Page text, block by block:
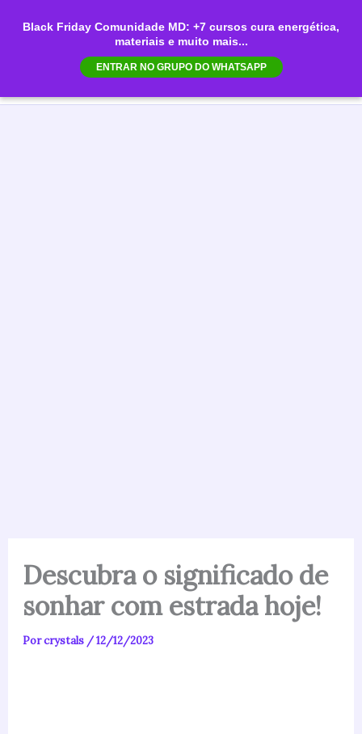
Black Friday Comunidade MD: +7 cursos cura energética,
materiais e muito mais...
ENTRAR NO GRUPO DO WHATSAPP
para
Descubra o significado de
sonhar com estrada hoje!
Porcrystals /12/12/2023